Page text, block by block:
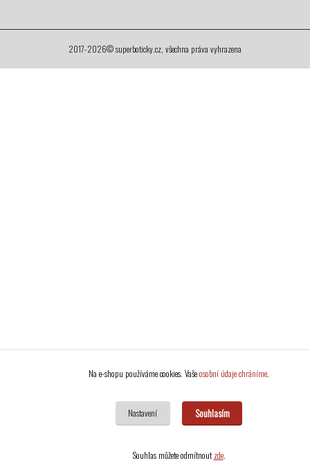
2017-2026© superboticky.cz, všechna práva vyhrazena
Na e-shopu používáme cookies. Vašeosobní údaje chráníme.
Nastavení Souhlasím
Souhlas můžete odmítnoutzde.